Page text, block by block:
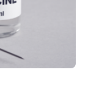
Sander-